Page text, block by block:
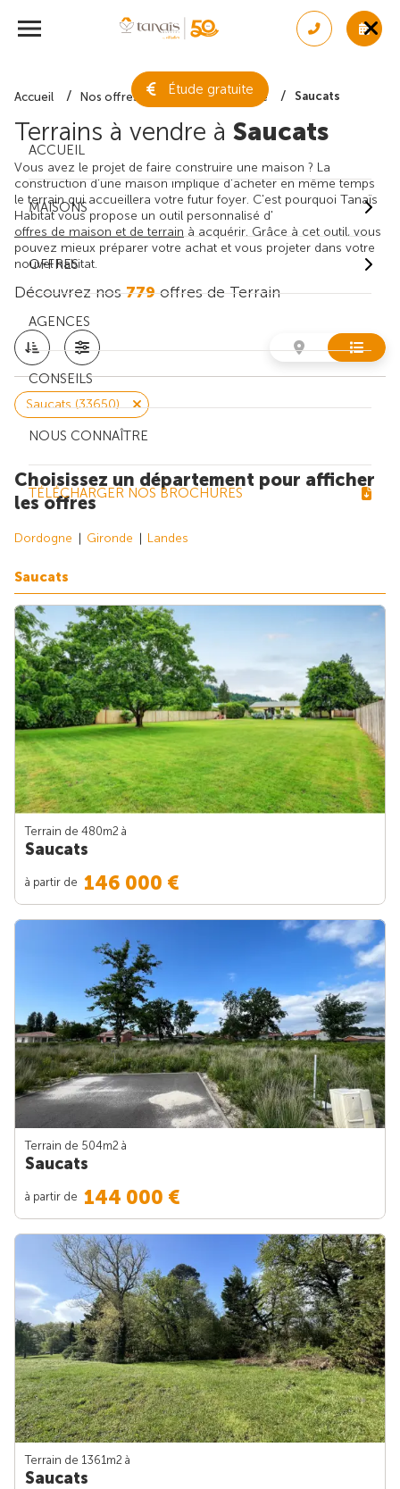
Étude gratuite
ACCUEIL
MAISONS
OFFRES
AGENCES
CONSEILS
NOUS CONNAÎTRE
TÉLÉCHARGER NOS BROCHURES
Accueil Nos offres de terrain Gironde Saucats
Terrains à vendre à Saucats
Vous avez le projet de faire construire une maison ? La
construction d'une maison implique d'acheter en même temps
le terrain qui accueillera votre futur foyer. C'est pourquoi Tanaïs
Habitat vous propose un outil personnalisé d'
offres de maison et de terrain à acquérir. Grâce à cet outil, vous
pouvez mieux préparer votre achat et vous projeter dans votre
nouvel habitat.
Découvrez nos779offres de Terrain
Saucats (33650)
Choisissez un département pour afficher
les offres
Dordogne Gironde Landes
Saucats
Terrain de 480m2 à
Saucats
à partir de 146 000 €
Terrain de 504m2 à
Saucats
à partir de 144 000 €
Terrain de 1361m2 à
Saucats